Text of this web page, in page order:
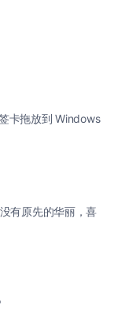
卡拖放到 Windows
有原先的华丽，喜